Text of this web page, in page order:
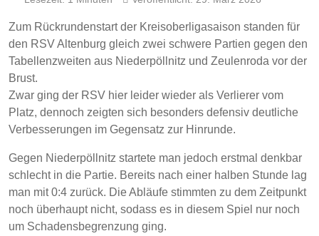
Zum Rückrundenstart der Kreisoberligasaison standen für
den RSV Altenburg gleich zwei schwere Partien gegen den
Tabellenzweiten aus Niederpöllnitz und Zeulenroda vor der
Brust.
Zwar ging der RSV hier leider wieder als Verlierer vom
Platz, dennoch zeigten sich besonders defensiv deutliche
Verbesserungen im Gegensatz zur Hinrunde.
Gegen Niederpöllnitz startete man jedoch erstmal denkbar
schlecht in die Partie. Bereits nach einer halben Stunde lag
man mit 0:4 zurück. Die Abläufe stimmten zu dem Zeitpunkt
noch überhaupt nicht, sodass es in diesem Spiel nur noch
um Schadensbegrenzung ging.